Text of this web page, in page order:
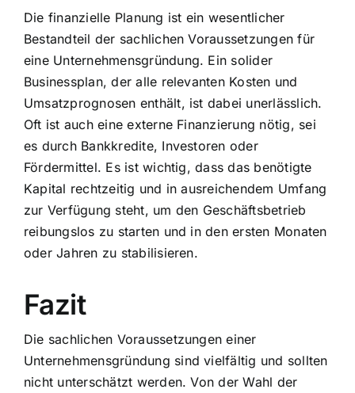
Die finanzielle Planung ist ein wesentlicher
Bestandteil der sachlichen Voraussetzungen für
eine Unternehmensgründung. Ein solider
Businessplan, der alle relevanten Kosten und
Umsatzprognosen enthält, ist dabei unerlässlich.
Oft ist auch eine externe Finanzierung nötig, sei
es durch Bankkredite, Investoren oder
Fördermittel. Es ist wichtig, dass das benötigte
Kapital rechtzeitig und in ausreichendem Umfang
zur Verfügung steht, um den Geschäftsbetrieb
reibungslos zu starten und in den ersten Monaten
oder Jahren zu stabilisieren.
Fazit
Die sachlichen Voraussetzungen einer
Unternehmensgründung sind vielfältig und sollten
nicht unterschätzt werden. Von der Wahl der